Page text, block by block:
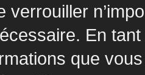
verrouiller
En
que